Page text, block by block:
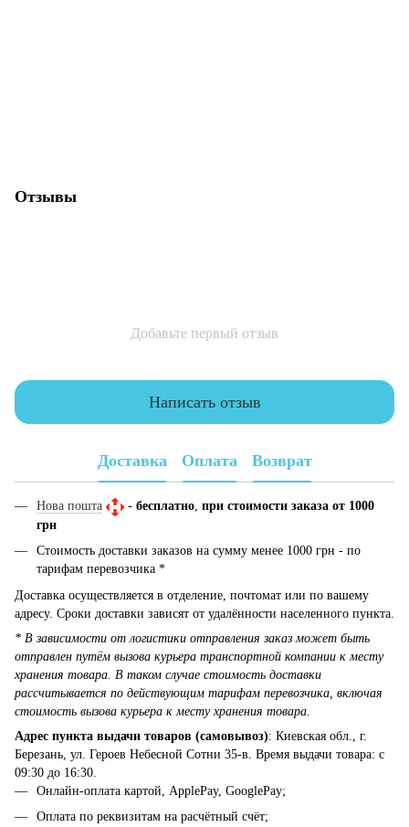
Отзывы
Добавьте первый отзыв
Написать отзыв
Доставка Оплата Возврат
Нова пошта - бесплатно, при стоимости заказа от 1000
грн
Стоимость доставки заказов на сумму менее 1000 грн - по
тарифам перевозчика *
Доставка осуществляется в отделение, почтомат или по вашему
адресу. Сроки доставки зависят от удалённости населенного пункта.
* В зависимости от логистики отправления заказ может быть
отправлен путём вызова курьера транспортной компании к месту
хранения товара. В таком случае стоимость доставки
рассчитывается по действующим тарифам перевозчика, включая
стоимость вызова курьера к месту хранения товара.
Адрес пункта выдачи товаров (самовывоз): Киевская обл., г.
Березань, ул. Героев Небесной Сотни 35-в. Время выдачи товара: с
09:30 до 16:30.
Онлайн-оплата картой, ApplePay, GooglePay;
Оплата по реквизитам на расчётный счёт;